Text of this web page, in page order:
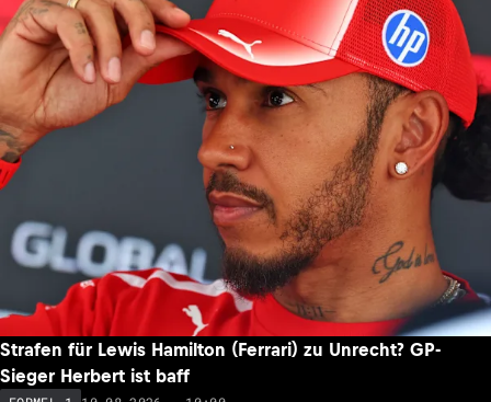
Strafen für Lewis Hamilton (Ferrari) zu Unrecht? GP-
Sieger Herbert ist baff